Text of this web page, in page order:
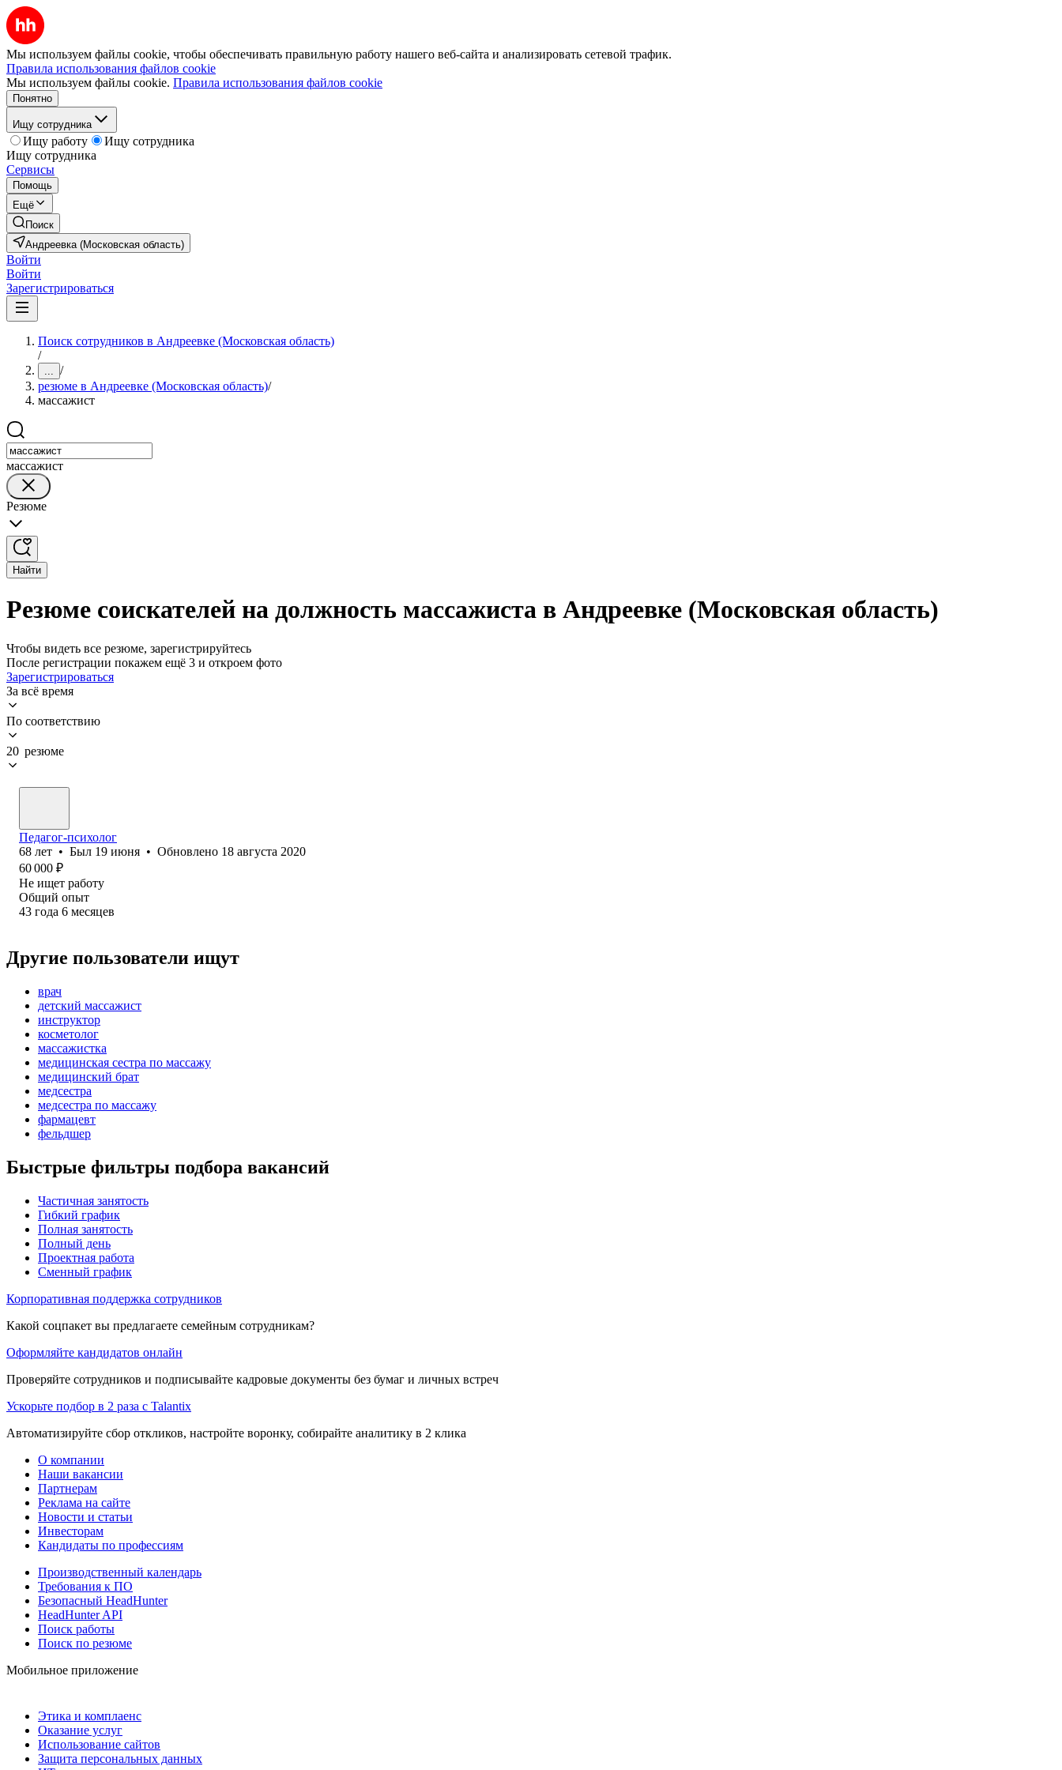
Мы используем файлы cookie, чтобы обеспечивать правильную работу нашего веб-сайта и анализировать сетевой трафик.
Правила использования файлов cookie
Мы используем файлы cookie. Правила использования файлов cookie
Понятно
Ищу сотрудника
Ищу работу
Ищу сотрудника
Ищу сотрудника
Сервисы
Помощь
Ещё
Поиск
Андреевка (Московская область)
Войти
Войти
Зарегистрироваться
Поиск сотрудников в Андреевке (Московская область)
/
... /
резюме в Андреевке (Московская область)/
массажист
массажист
Резюме
Найти
Резюме соискателей на должность массажиста в Андреевке (Московская область)
Чтобы видеть все резюме, зарегистрируйтесь
После регистрации покажем ещё 3 и откроем фото
Зарегистрироваться
За всё время
По соответствию
20 резюме
Педагог-психолог
68 лет • Был 19 июня • Обновлено 18 августа 2020
60 000 ₽
Не ищет работу
Общий опыт
43 года 6 месяцев
Другие пользователи ищут
врач
детский массажист
инструктор
косметолог
массажистка
медицинская сестра по массажу
медицинский брат
медсестра
медсестра по массажу
фармацевт
фельдшер
Быстрые фильтры подбора вакансий
Частичная занятость
Гибкий график
Полная занятость
Полный день
Проектная работа
Сменный график
Корпоративная поддержка сотрудников
Какой соцпакет вы предлагаете семейным сотрудникам?
Оформляйте кандидатов онлайн
Проверяйте сотрудников и подписывайте кадровые документы без бумаг и личных встреч
Ускорьте подбор в 2 раза с Talantix
Автоматизируйте сбор откликов, настройте воронку, собирайте аналитику в 2 клика
О компании
Наши вакансии
Партнерам
Реклама на сайте
Новости и статьи
Инвесторам
Кандидаты по профессиям
Производственный календарь
Требования к ПО
Безопасный HeadHunter
HeadHunter API
Поиск работы
Поиск по резюме
Мобильное приложение
Этика и комплаенс
Оказание услуг
Использование сайтов
Защита персональных данных